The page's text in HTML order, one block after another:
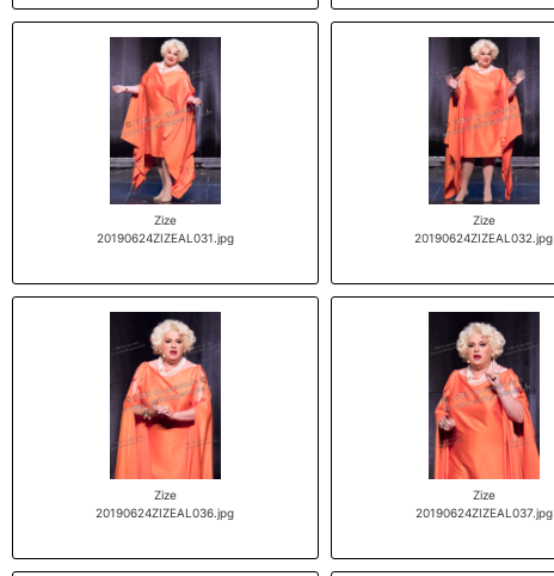
Zize
20190624ZIZEAL031.jpg
Zize
20190624ZIZEAL032.jpg
Zize
20190624ZIZEAL036.jpg
Zize
20190624ZIZEAL037.jpg